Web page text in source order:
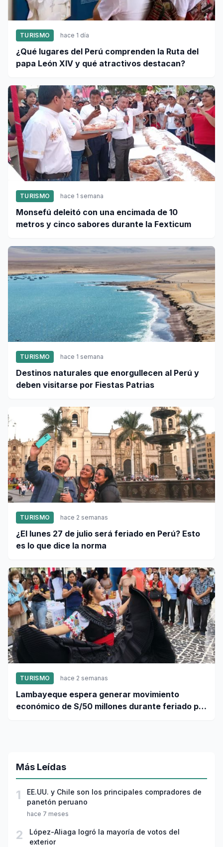
TURISMO hace 1 día
¿Qué lugares del Perú comprenden la Ruta del
papa León XIV y qué atractivos destacan?
TURISMO hace 1 semana
Monsefú deleitó con una encimada de 10
metros y cinco sabores durante la Fexticum
TURISMO hace 1 semana
Destinos naturales que enorgullecen al Perú y
deben visitarse por Fiestas Patrias
TURISMO hace 2 semanas
¿El lunes 27 de julio será feriado en Perú? Esto
es lo que dice la norma
TURISMO hace 2 semanas
Lambayeque espera generar movimiento
económico de S/50 millones durante feriado por
Más Leídas
1
EE.UU. y Chile son los principales compradores de
panetón peruano
hace 7 meses
2
López-Aliaga logró la mayoría de votos del
exterior